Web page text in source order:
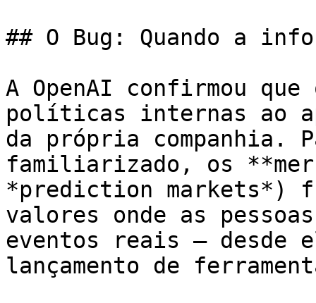
## O Bug: Quando a
A OpenAI confirmou
políticas internas ao
da própria companhia.
familiarizado, os
*prediction markets*)
valores onde as
eventos reais —
lançamento de